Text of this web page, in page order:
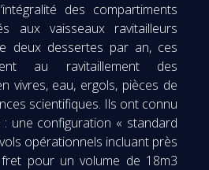
des compartiments
aux vaisseaux ravitailleurs
deux dessertes par an, ces
au ravitaillement des
vivres, eau, ergols, pièces de
scientifiques. Ils ont connu
une configuration « standard
opérationnels incluant près
pour un volume de 18m3